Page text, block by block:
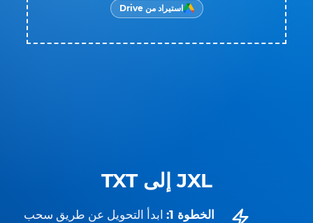
JXL إلى TXT
الخطوة 1:
ابدأ التحويل عن طريق سحب
استيراد من Drive